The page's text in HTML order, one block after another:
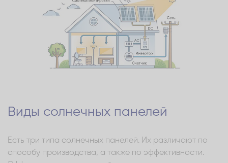
Виды солнечных панелей
Есть три типа солнечных панелей. Их различают по
способу производства, а также по эффективности.